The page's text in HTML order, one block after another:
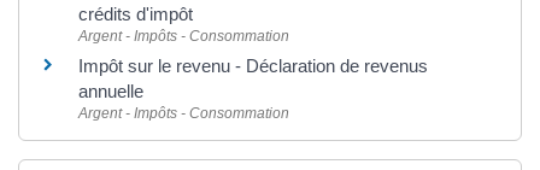
crédits d'impôt
Argent - Impôts - Consommation
Impôt sur le revenu - Déclaration de revenus
annuelle
Argent - Impôts - Consommation